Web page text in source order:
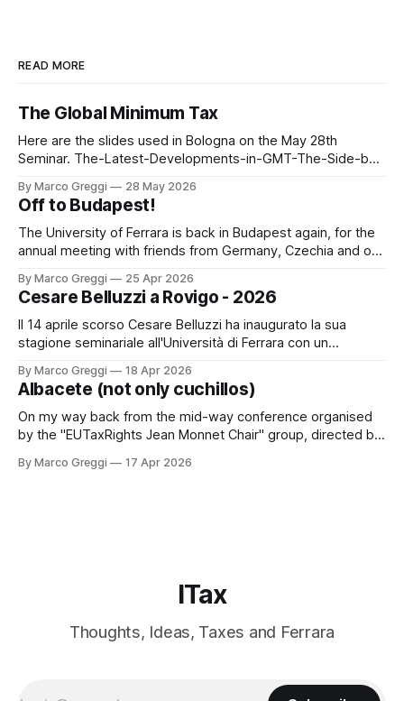
READ MORE
The Global Minimum Tax
Here are the slides used in Bologna on the May 28th
Seminar. The-Latest-Developments-in-GMT-The-Side-by-
Developments-in-GMT-The-Side-by-Side-Package
(3).pdf3 MBdownload-circle
By Marco Greggi 28 May 2026
Off to Budapest!
The University of Ferrara is back in Budapest again, for the
annual meeting with friends from Germany, Czechia and of
digital economy and the concept of a digital permanent
establishment (PE) PPT PICACARLOTTA PICAThe digital
economy and the concept of a
By Marco Greggi 25 Apr 2026
Cesare Belluzzi a Rovigo - 2026
Il 14 aprile scorso Cesare Belluzzi ha inaugurato la sua
stagione seminariale all'Università di Ferrara con un
ordinaria e straordinaria nell'ancien régime: un classico dal
sul lavoro monografico "Il Danaro del Re" edito
By Marco Greggi 18 Apr 2026
Albacete (not only cuchillos)
On my way back from the mid-way conference organised
by the "EUTaxRights Jean Monnet Chair" group, directed by
present on the latest ECHR decisions on tax procedure and
By Marco Greggi 17 Apr 2026
ITax
Thoughts, Ideas, Taxes and Ferrara